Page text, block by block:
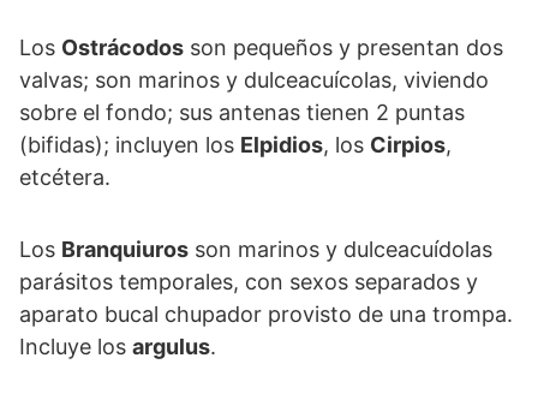
Los Ostrácodos son pequeños y presentan dos
valvas; son marinos y dulceacuícolas, viviendo
sobre el fondo; sus antenas tienen 2 puntas
(bifidas); incluyen los Elpidios, los Cirpios,
etcétera.
Los Branquiuros son marinos y dulceacuídolas
parásitos temporales, con sexos separados y
aparato bucal chupador provisto de una trompa.
Incluye los argulus.